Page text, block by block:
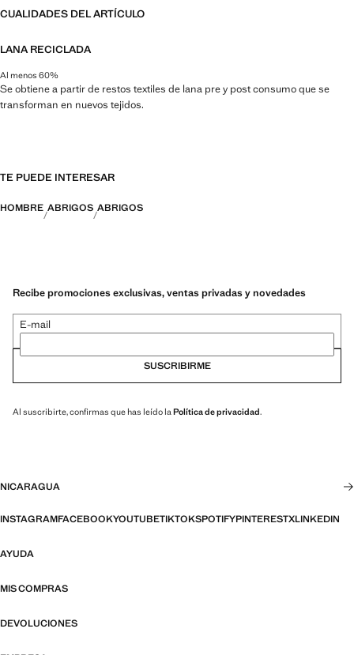
CUALIDADES DEL ARTÍCULO
LANA RECICLADA
Al menos 60%
Se obtiene a partir de restos textiles de lana pre y post consumo que se
transforman en nuevos tejidos.
TE PUEDE INTERESAR
HOMBRE ABRIGOS ABRIGOS
Recibe promociones exclusivas, ventas privadas y novedades
E-mail
SUSCRIBIRME
Al suscribirte, confirmas que has leído laPolítica de privacidad.
NICARAGUA
INSTAGRAMFACEBOOKYOUTUBETIKTOKSPOTIFYPINTERESTXLINKEDIN
AYUDA
MIS COMPRAS
DEVOLUCIONES